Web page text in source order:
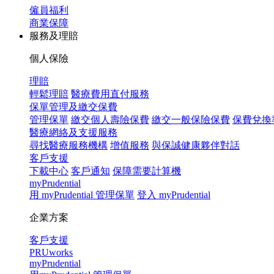
僱員福利
商業保障
服務及理賠
個人保險
理賠
輕鬆理賠 醫療費用直付服務
保單管理及繳交保費
管理保單 繳交個人壽險保費 繳交一般保險保費 保費兌換
醫療網絡及支援服務
尋找醫療服務機構 增值服務 與保誠健康夥伴對話
客戶支援
下載中心 客戶通知 保障需要計算機
myPrudential
用 myPrudential 管理保單 登入 myPrudential
企業方案
客戶支援
PRUworks
myPrudential